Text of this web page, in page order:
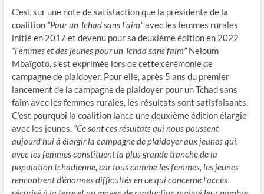
C’est sur une note de satisfaction que la présidente de la
coalition“Pour un Tchad sans Faim”avec les femmes rurales
initié en 2017 et devenu pour sa deuxième édition en 2022
“Femmes et des jeunes pour un Tchad sans faim”Neloum
Mbaïgoto, s’est exprimée lors de cette cérémonie de
campagne de plaidoyer. Pour elle, après 5 ans du premier
lancement de la campagne de plaidoyer pour un Tchad sans
faim avec les femmes rurales, les résultats sont satisfaisants.
C’est pourquoi la coalition lance une deuxième édition élargie
avec les jeunes. “Ce sont ces résultats qui nous poussent
aujourd’hui à élargir la campagne de plaidoyer aux jeunes qui,
avec les femmes constituent la plus grande tranche de la
population tchadienne, car tous comme les femmes, les jeunes
rencontrent d’énormes difficultés en ce qui concerne l’accès